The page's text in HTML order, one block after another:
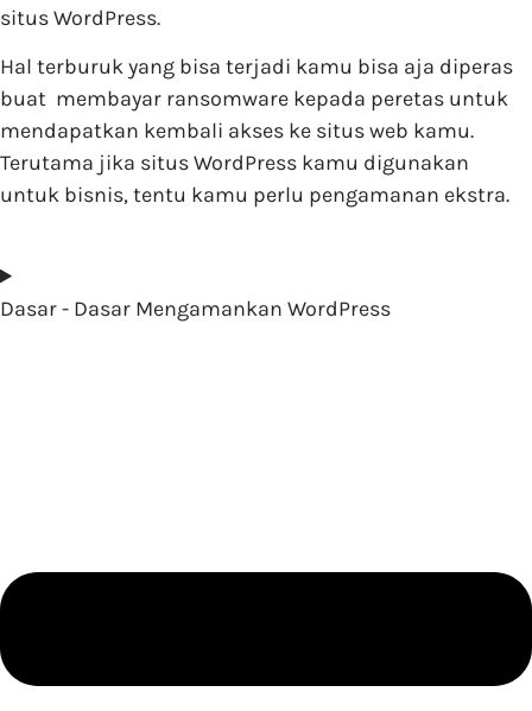
situs WordPress.
Hal terburuk yang bisa terjadi kamu bisa aja diperas
buat membayar ransomware kepada peretas untuk
mendapatkan kembali akses ke situs web kamu.
Terutama jika situs WordPress kamu digunakan
untuk bisnis, tentu kamu perlu pengamanan ekstra.
Dasar - Dasar Mengamankan WordPress